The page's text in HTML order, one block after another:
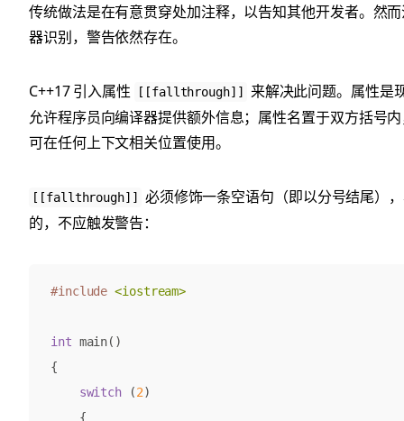
传统做法是在有意贯穿处加注释，以告知其他开发者。然
器识别，警告依然存在。
C++17 引入属性 [[fallthrough]]
来解决此问题。属性是
允许程序员向编译器提供额外信息；属性名置于双方括号
可在任何上下文相关位置使用。
[[fallthrough]]
必须修饰一条空语句（即以分号结尾）
的，不应触发警告：
#include <iostream>
int main()
{
switch
(2)
{